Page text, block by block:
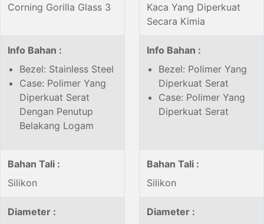
Corning Gorilla Glass 3
Kaca Yang Diperkuat
Secara Kimia
Info Bahan :
Bezel: Stainless Steel
Case: Polimer Yang
Diperkuat Serat
Dengan Penutup
Belakang Logam
Info Bahan :
Bezel: Polimer Yang
Diperkuat Serat
Case: Polimer Yang
Diperkuat Serat
Bahan Tali :
Silikon
Bahan Tali :
Silikon
Diameter :
Diameter :